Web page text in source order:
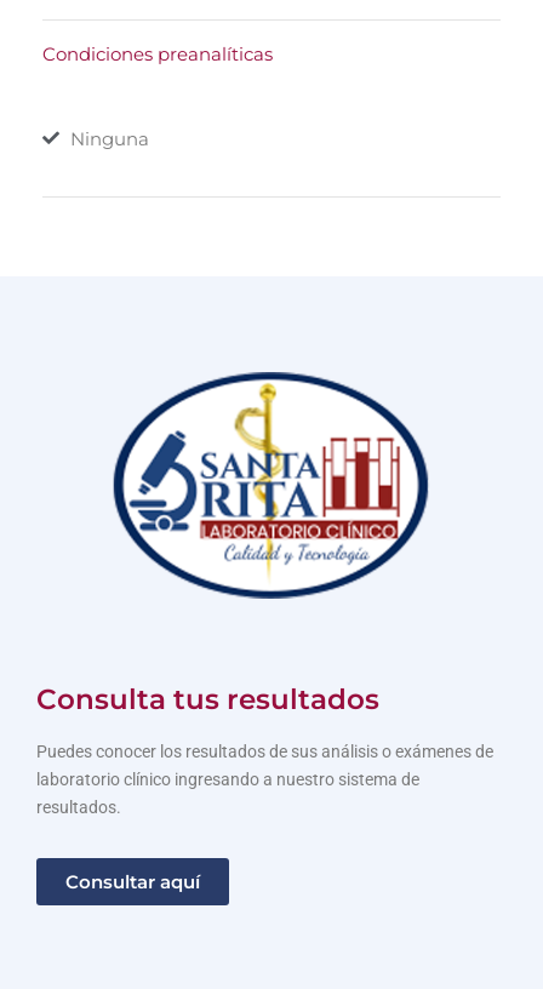
Condiciones preanalíticas
Ninguna
Consulta tus resultados
Puedes conocer los resultados de sus análisis o exámenes de
laboratorio clínico ingresando a nuestro sistema de
resultados.
Consultar aquí